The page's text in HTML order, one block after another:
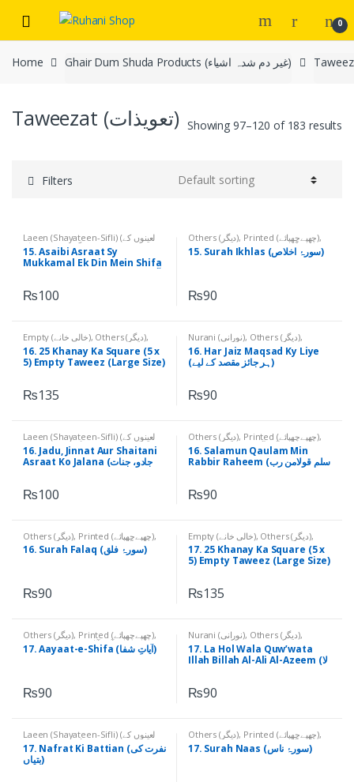
navigation
content
0
Home Ghair Dum Shuda Products (غیر دم شدہ اشیاء)
Taweezat (تعویذات) Showing 97–120 of 183 results
Filters
Laeen (Shayateen-Sifli) (لعینوں کے
نام) Printed
(چھپےچھپائے)
15. Asaibi Asraat Sy
Mukkamal Ek Din Mein Shifa
₨100
Others (دیگر), Printed (چھپےچھپائے),
Qurani Suratain (قرآنی سورتیں) 15. Surah Ikhlas (سورۂ اخلاص)
₨90
Empty (خالی خانے), Others (دیگر),
Printed (چھپےچھپائے)
16. 25 Khanay Ka Square (5 x
5) Empty Taweez (Large Size)
₨135
Nurani (نورانی), Others (دیگر),
16. Har Jaiz Maqsad Ky Liye
(ہر جائز مقصد کے لیے)
₨90
Laeen (Shayateen-Sifli) (لعینوں کے
نام) , , Printed
(چھپےچھپائے)
16. Jadu, Jinnat Aur Shaitani
Asraat Ko Jalana (جادو، جنات
₨100
Others (دیگر), Printed (چھپےچھپائے),
Qurani Aayaat (قرآنی آیات)
16. Salamun Qaulam Min
Rabbir Raheem (سلم قولامن رب
₨90
Others (دیگر), Printed (چھپےچھپائے),
Qurani Suratain (قرآنی سورتیں)16. Surah Falaq (سورۂ فلق)
₨90
Empty (خالی خانے), Others (دیگر),
Printed (چھپےچھپائے)
17. 25 Khanay Ka Square (5 x
5) Empty Taweez (Large Size)
₨135
Others (دیگر), Printed (چھپےچھپائے),
Qurani Aayaat (قرآنی آیات) 17. Aayaat-e-Shifa (آیاتِ شفا)
₨90
Nurani (نورانی), Others (دیگر),
17. La Hol Wala Quw’wata
Illah Billah Al-Ali Al-Azeem (لا
₨90
Laeen (Shayateen-Sifli) (لعینوں کے
نام) , Others (دیگر), Printed
(چھپےچھپائے)
17. Nafrat Ki Battian (نفرت کی
بتیاں)
Others (دیگر), Printed (چھپےچھپائے),
Qurani Suratain (قرآنی سورتیں)17. Surah Naas (سورۂ ناس)